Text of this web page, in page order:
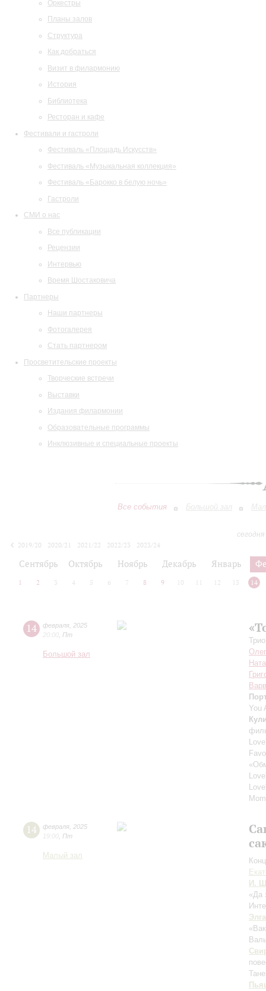
Оркестры
Планы залов
Структура
Как добраться
Визит в филармонию
История
Библиотека
Ресторан и кафе
Фестивали и гастроли
Фестиваль «Площадь Искусств»
Фестиваль «Музыкальная коллекция»
Фестиваль «Барокко в белую ночь»
Гастроли
СМИ о нас
Все публикации
Рецензии
Интервью
Время Шостаковича
Партнеры
Наши партнеры
Фотогалерея
Стать партнером
Просветительские проекты
Творческие встречи
Выставки
Издания филармонии
Образовательные программы
Инклюзивные и специальные проекты
Все события Большой зал
2019/20
2020/21 2021/22 2022/23
2023/24
Сентябрь Октябрь Ноябрь Декабрь Январь
1 2 3 4 5 6 7 8 9 10 12 13 14
14 февраля 2025
20:00 Пт
Большой зал
You
14 февраля 2025
19:00 Пт
Малый зал
И.
«Да